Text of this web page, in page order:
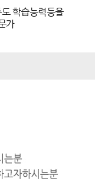
학습능력등을
가